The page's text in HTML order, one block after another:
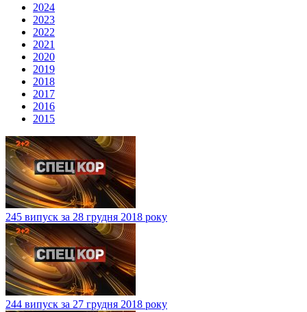
2024
2023
2022
2021
2020
2019
2018
2017
2016
2015
245 випуск за 28 грудня 2018 року
244 випуск за 27 грудня 2018 року